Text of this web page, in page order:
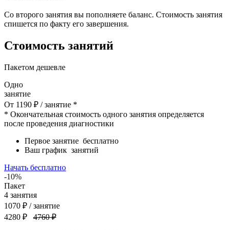
Со второго занятия вы пополняете баланс. Стоимость занятия
спишется по факту его завершения.
Стоимость занятий
Пакетом дешевле
Одно
занятие
От 1190 ₽ / занятие *
* Окончательная стоимость одного занятия определяется
после проведения диагностики
Первое занятие бесплатно
Ваш график занятий
Начать бесплатно
-10%
Пакет
4 занятия
1070 ₽ / занятие
4280 ₽
4760 ₽